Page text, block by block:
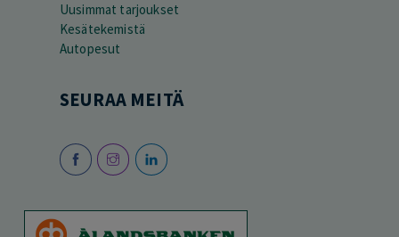
Uusimmat tarjoukset
Kesätekemistä
Autopesut
SEURAA MEITÄ